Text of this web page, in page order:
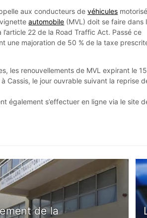
aux conducteurs devéhicules
vignetteautomobile (MVL) doit se faire dans
22 de la Road Traffic Act. Passé ce
une majoration de 50 % de la taxe
les renouvellements de MVL expirant le
Cassis, le jour ouvrable suivant la reprise
également s’effectuer en ligne via le site
de la